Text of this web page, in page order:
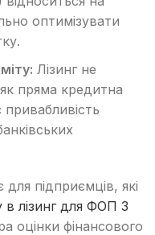
оптимізувати
Лізинг не
як пряма кредитна
привабливість
підприємців, які
в лізинг для ФОП 3
оцінки фінансового